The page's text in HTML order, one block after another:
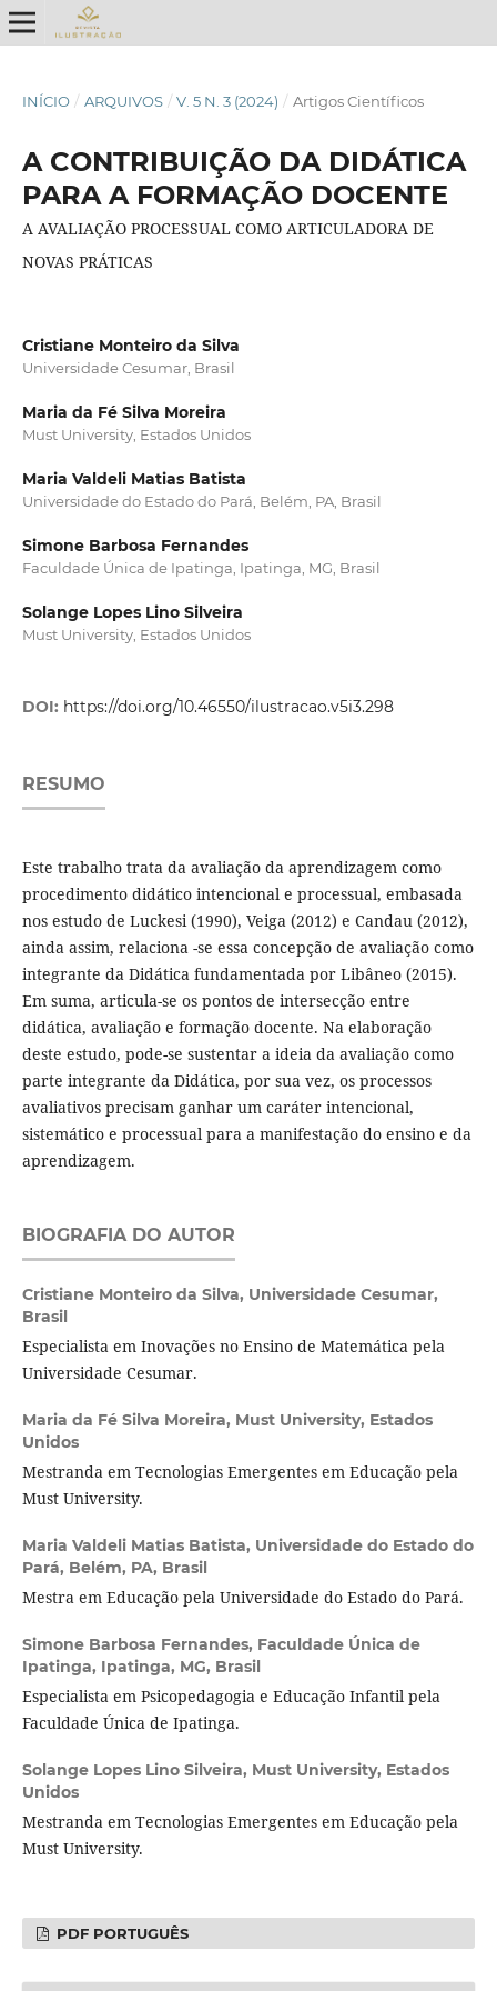
INÍCIO / ARQUIVOS / V. 5 N. 3 (2024) / Artigos Científicos
A CONTRIBUIÇÃO DA DIDÁTICA
PARA A FORMAÇÃO DOCENTE
A AVALIAÇÃO PROCESSUAL COMO ARTICULADORA DE
NOVAS PRÁTICAS
Cristiane Monteiro da Silva
Universidade Cesumar, Brasil
Maria da Fé Silva Moreira
Must University, Estados Unidos
Maria Valdeli Matias Batista
Universidade do Estado do Pará, Belém, PA, Brasil
Simone Barbosa Fernandes
Faculdade Única de Ipatinga, Ipatinga, MG, Brasil
Solange Lopes Lino Silveira
Must University, Estados Unidos
DOI: https://doi.org/10.46550/ilustracao.v5i3.298
RESUMO
Este trabalho trata da avaliação da aprendizagem como
procedimento didático intencional e processual, embasada
nos estudo de Luckesi (1990), Veiga (2012) e Candau (2012),
ainda assim, relaciona -se essa concepção de avaliação como
integrante da Didática fundamentada por Libâneo (2015).
Em suma, articula-se os pontos de intersecção entre
didática, avaliação e formação docente. Na elaboração
deste estudo, pode-se sustentar a ideia da avaliação como
parte integrante da Didática, por sua vez, os processos
avaliativos precisam ganhar um caráter intencional,
sistemático e processual para a manifestação do ensino e da
aprendizagem.
BIOGRAFIA DO AUTOR
Cristiane Monteiro da Silva, Universidade Cesumar,
Brasil
Especialista em Inovações no Ensino de Matemática pela
Universidade Cesumar.
Maria da Fé Silva Moreira, Must University, Estados
Unidos
Mestranda em Tecnologias Emergentes em Educação pela
Must University.
Maria Valdeli Matias Batista, Universidade do Estado do
Pará, Belém, PA, Brasil
Mestra em Educação pela Universidade do Estado do Pará.
Simone Barbosa Fernandes, Faculdade Única de
Ipatinga, Ipatinga, MG, Brasil
Especialista em Psicopedagogia e Educação Infantil pela
Faculdade Única de Ipatinga.
Solange Lopes Lino Silveira, Must University, Estados
Unidos
Mestranda em Tecnologias Emergentes em Educação pela
Must University.
PDF PORTUGUÊS